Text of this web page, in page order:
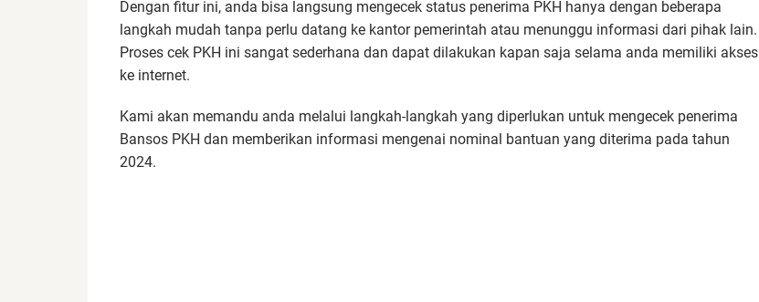
Dengan fitur ini, anda bisa langsung mengecek status penerima PKH hanya dengan beberapa
langkah mudah tanpa perlu datang ke kantor pemerintah atau menunggu informasi dari pihak lain.
Proses cek PKH ini sangat sederhana dan dapat dilakukan kapan saja selama anda memiliki akses
ke internet.
Kami akan memandu anda melalui langkah-langkah yang diperlukan untuk mengecek penerima
Bansos PKH dan memberikan informasi mengenai nominal bantuan yang diterima pada tahun
2024.